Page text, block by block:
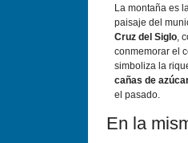
La montaña es
paisaje del
Cruz del Siglo,
conmemorar el
simboliza la
cañas de
el pasado.
En la